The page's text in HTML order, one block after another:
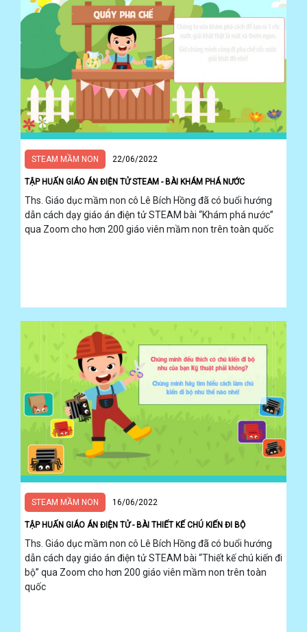
STEAM MẦM NON 22/06/2022
TẬP HUẤN GIÁO ÁN ĐIỆN TỬ STEAM - BÀI KHÁM PHÁ NƯỚC
Ths. Giáo dục mầm non cô Lê Bích Hồng đã có buổi hướng
dẫn cách dạy giáo án điện tử STEAM bài “Khám phá nước”
qua Zoom cho hơn 200 giáo viên mầm non trên toàn quốc
STEAM MẦM NON 16/06/2022
TẬP HUẤN GIÁO ÁN ĐIỆN TỬ - BÀI THIẾT KẾ CHÚ KIẾN ĐI BỘ
Ths. Giáo dục mầm non cô Lê Bích Hồng đã có buổi hướng
dẫn cách dạy giáo án điện tử STEAM bài “Thiết kế chú kiến đi
bộ” qua Zoom cho hơn 200 giáo viên mầm non trên toàn
quốc